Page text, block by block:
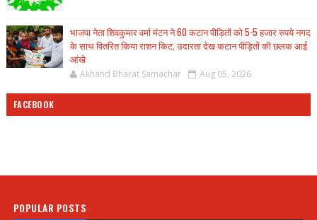
भाजपा नेता शिवकुमार वर्मा मंटन ने 60 कटान पीड़ितों को 5-5 हजार रुपये नगद
के साथ वितरित किया राशन किट, उदारता देख कटान पीड़ितों की छलक आई
आंखे
Akhand Bharat Samachar Aug 05, 2026
FACEBOOK
POPULAR POSTS